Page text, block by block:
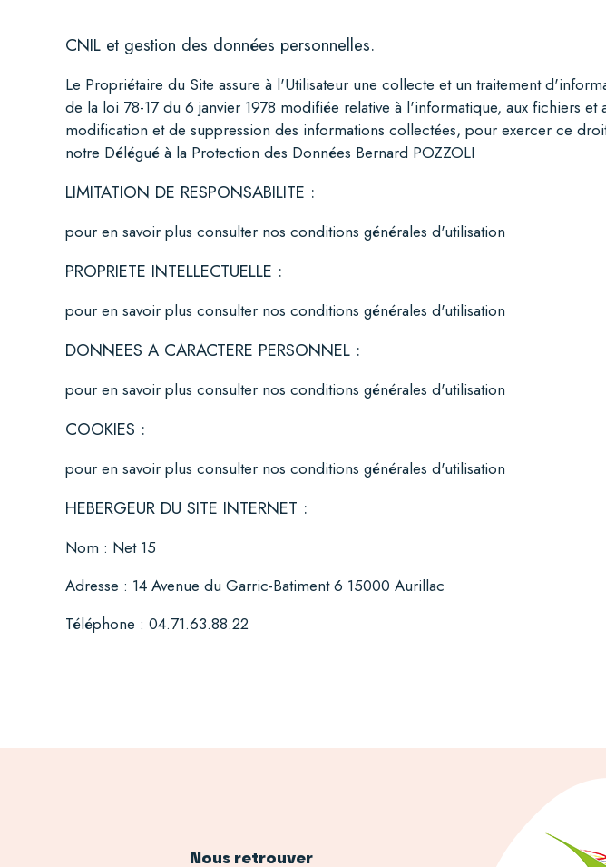
CNIL et gestion des données personnelles.
Le Propriétaire du Site assure à l'Utilisateur une collecte et un traitement
de la loi 78-17 du 6 janvier 1978 modifiée relative à l'informatique, aux fichiers et
modification et de suppression des informations collectées, pour exercer ce
notre Délégué à la Protection des Données Bernard POZZOLI
LIMITATION DE RESPONSABILITE :
pour en savoir plus consulter nos conditions générales d'utilisation
PROPRIETE INTELLECTUELLE :
pour en savoir plus consulter nos conditions générales d'utilisation
DONNEES A CARACTERE PERSONNEL :
pour en savoir plus consulter nos conditions générales d'utilisation
COOKIES :
pour en savoir plus consulter nos conditions générales d'utilisation
HEBERGEUR DU SITE INTERNET :
Nom : Net 15
Adresse : 14 Avenue du Garric-Batiment 6 15000 Aurillac
Téléphone : 04.71.63.88.22
Nous retrouver